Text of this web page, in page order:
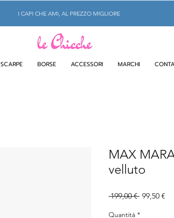
I CAPI CHE AMI, AL PREZZO MIGLIORE
SCARPE BORSE ACCESSORI MARCHI
MAX
velluto
199,00 € Prezzo
99,50 €
Quantità *